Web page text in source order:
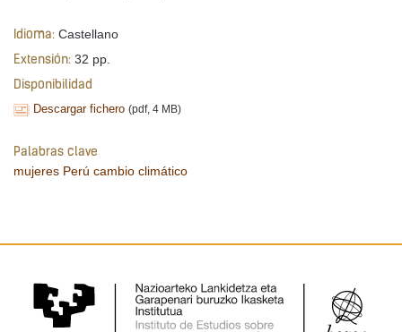
Idioma: Castellano
Extensión: 32 pp.
Disponibilidad
Descargar fichero (pdf, 4 MB)
Palabras clave
mujeres Perú cambio climático